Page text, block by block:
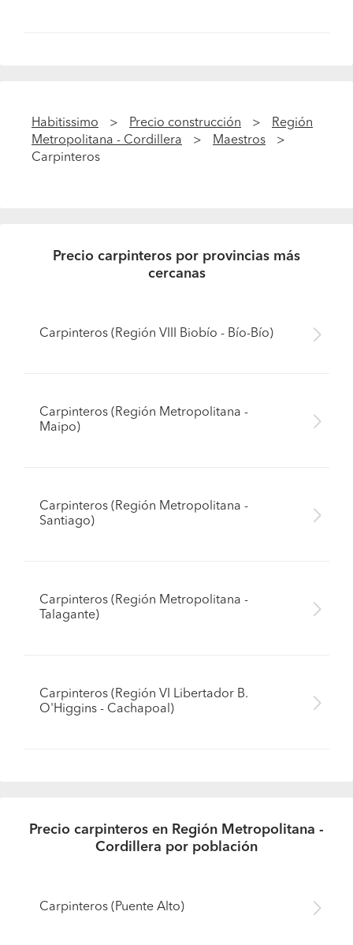
Habitissimo Precio construcción
Región
Metropolitana - Cordillera
Maestros
Carpinteros
Precio carpinteros por provincias más
cercanas
Carpinteros (Región VIII Biobío - Bío-Bío)
Carpinteros (Región Metropolitana -
Maipo)
Carpinteros (Región Metropolitana -
Santiago)
Carpinteros (Región Metropolitana -
Talagante)
Carpinteros (Región VI Libertador B.
O'Higgins - Cachapoal)
Precio carpinteros en Región Metropolitana -
Cordillera por población
Carpinteros (Puente Alto)